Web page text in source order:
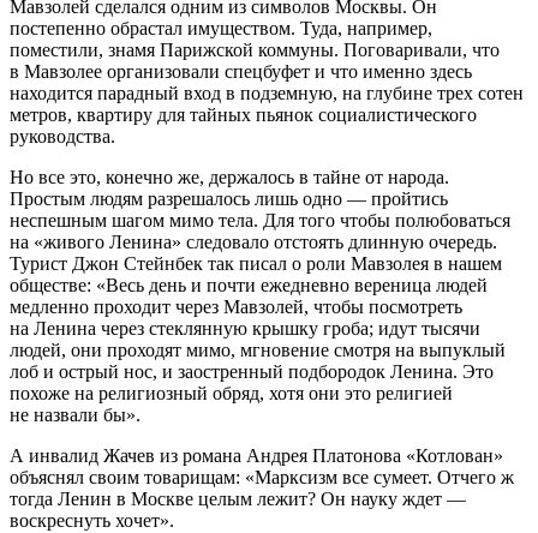
Мавзолей сделался одним из символов Москвы. Он
постепенно обрастал имуществом. Туда, например,
поместили, знамя Парижской коммуны. Поговаривали, что
в Мавзолее организовали спецбуфет и что именно здесь
находится парадный вход в подземную, на глубине трех сотен
метров, квартиру для тайных пьянок социалистического
руководства.
Но все это, конечно же, держалось в тайне от народа.
Простым людям разрешалось лишь одно — пройтись
неспешным шагом мимо тела. Для того чтобы полюбоваться
на «живого Ленина» следовало отстоять длинную очередь.
Турист Джон Стейнбек так писал о роли Мавзолея в нашем
обществе: «Весь день и почти ежедневно вереница людей
медленно проходит через Мавзолей, чтобы посмотреть
на Ленина через стеклянную крышку гроба; идут тысячи
людей, они проходят мимо, мгновение смотря на выпуклый
лоб и острый нос, и заостренный подбородок Ленина. Это
похоже на религиозный обряд, хотя они это религией
не назвали бы».
А инвалид Жачев из романа Андрея Платонова «Котлован»
объяснял своим товарищам: «Марксизм все сумеет. Отчего ж
тогда Ленин в Москве целым лежит? Он науку ждет —
воскреснуть хочет».